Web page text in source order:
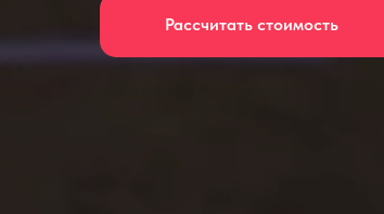
Рассчитать стоимость